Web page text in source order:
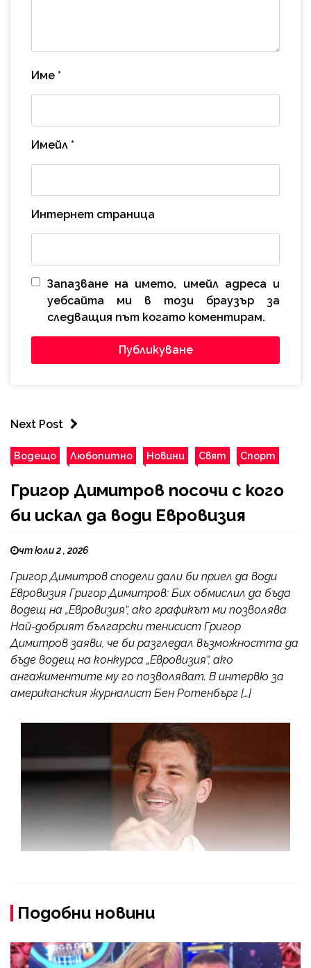
Име *
Имейл *
Интернет страница
Запазване на името, имейл адреса и
уебсайта ми в този браузър за
следващия път когато коментирам.
Next Post
Водещо Любопитно Новини Свят Спорт
Григор Димитров посочи с кого
би искал да води Евровизия
чт юли 2 , 2026
Григор Димитров сподели дали би приел да води
Евровизия Григор Димитров: Бих обмислил да бъда
водещ на „Евровизия“, ако графикът ми позволява
Най-добрият български тенисист Григор
Димитров заяви, че би разгледал възможността да
бъде водещ на конкурса „Евровизия“, ако
ангажиментите му го позволяват. В интервю за
американския журналист Бен Ротенбърг […]
Подобни новини